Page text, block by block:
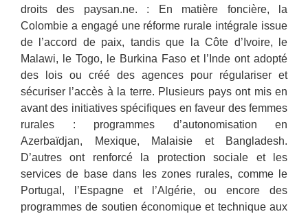
droits des paysan.ne. : En matière foncière, la
Colombie a engagé une réforme rurale intégrale issue
de l’accord de paix, tandis que la Côte d’Ivoire, le
Malawi, le Togo, le Burkina Faso et l’Inde ont adopté
des lois ou créé des agences pour régulariser et
sécuriser l’accès à la terre. Plusieurs pays ont mis en
avant des initiatives spécifiques en faveur des femmes
rurales : programmes d’autonomisation en
Azerbaïdjan, Mexique, Malaisie et Bangladesh.
D’autres ont renforcé la protection sociale et les
services de base dans les zones rurales, comme le
Portugal, l’Espagne et l’Algérie, ou encore des
programmes de soutien économique et technique aux